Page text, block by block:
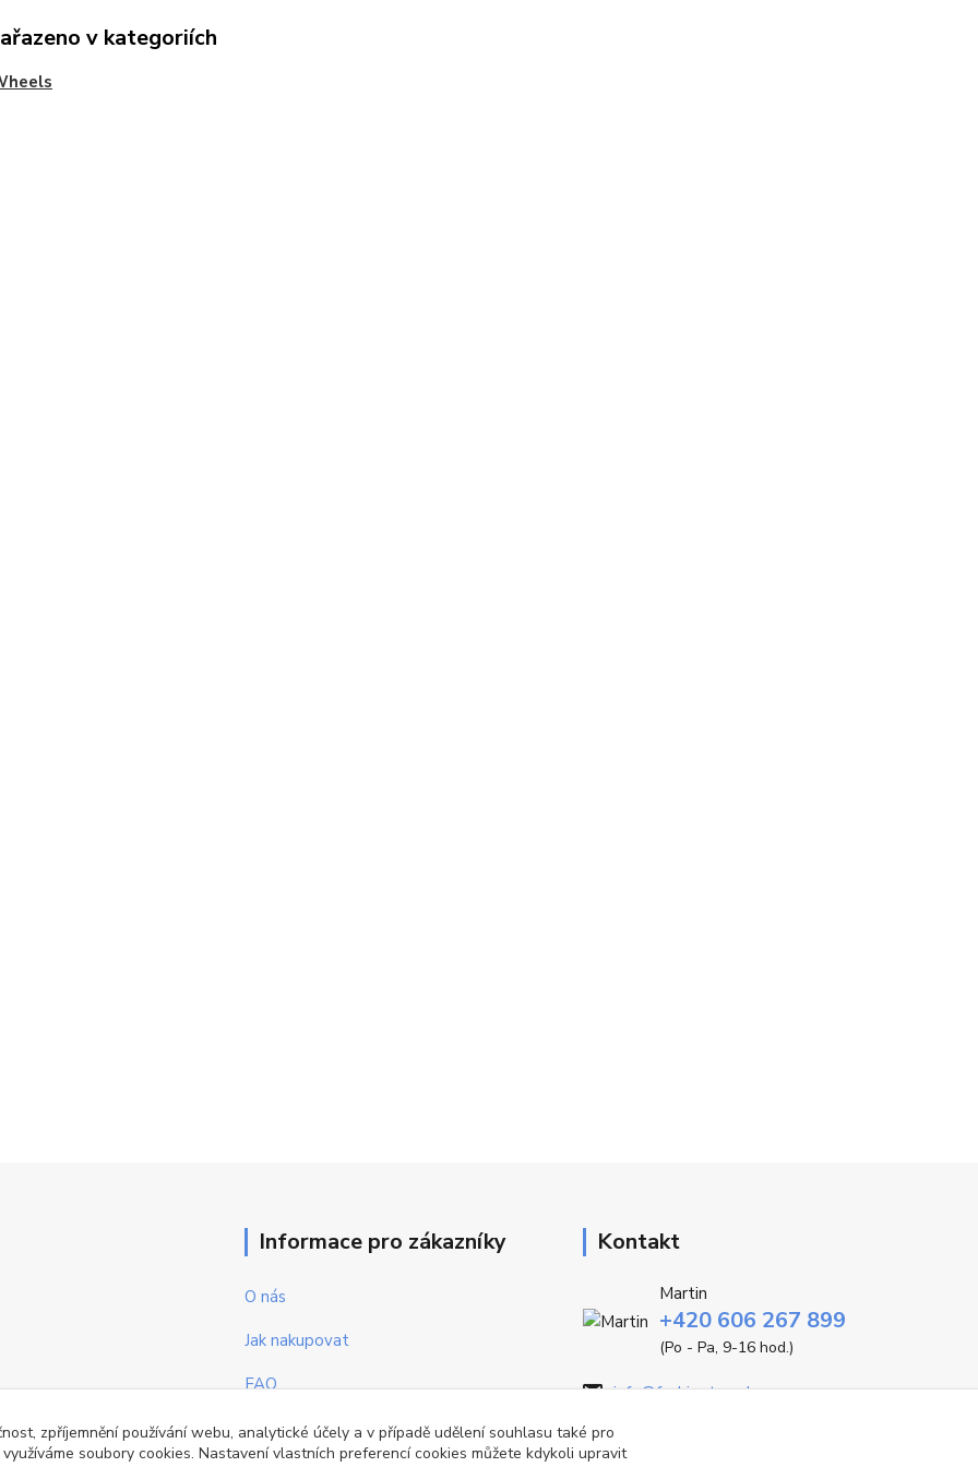
v kategoriích
Informace pro zákazníky
O nás
Jak nakupovat
FAQ
Obchodní podmínky
Kontakt
Martin
+420 606 267 899
(Po - Pa, 9-16 hod.)
info@fashiontrend.cz
zpříjemnění používání webu, analytické účely a v případě udělení souhlasu také pro
soubory cookies. Nastavení vlastních preferencí cookies můžete kdykoli upravit